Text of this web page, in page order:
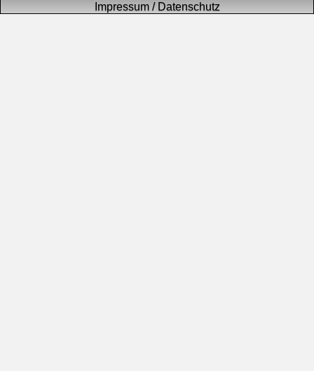
Impressum / Datenschutz